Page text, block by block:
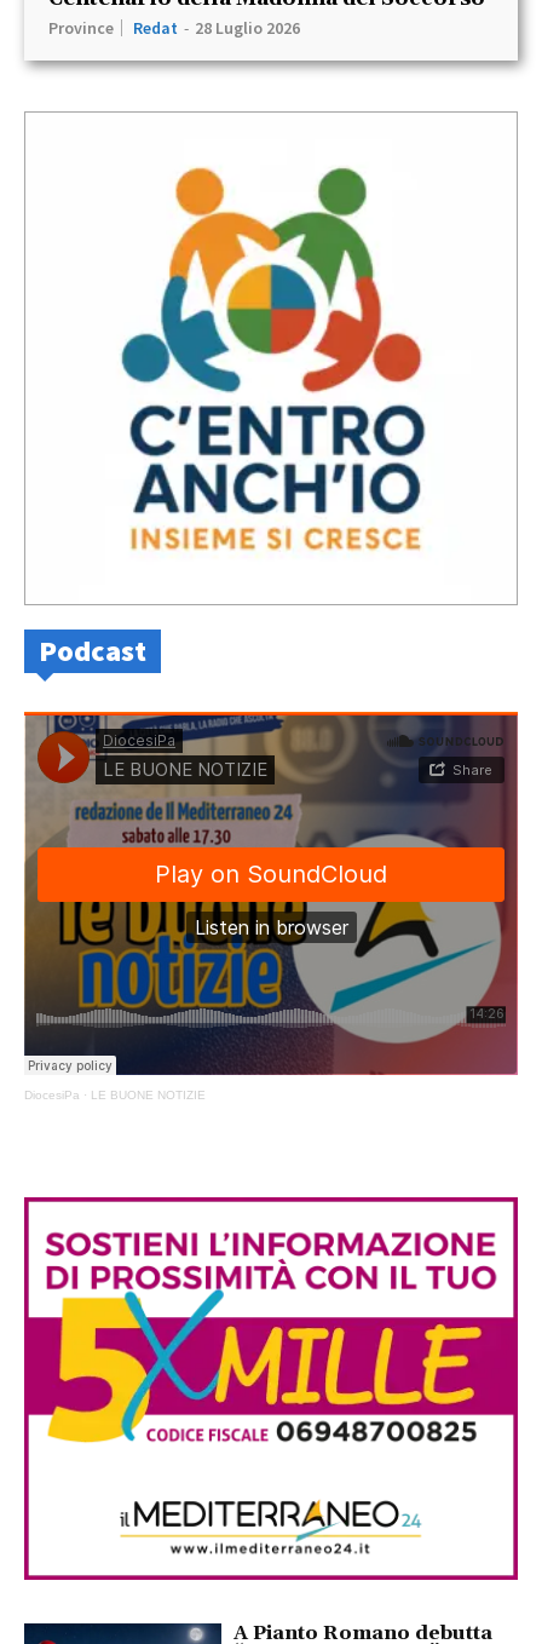
Province Redat - 28 Luglio 2026
Podcast
DiocesiPa · LE BUONE NOTIZIE
A Pianto Romano debutta